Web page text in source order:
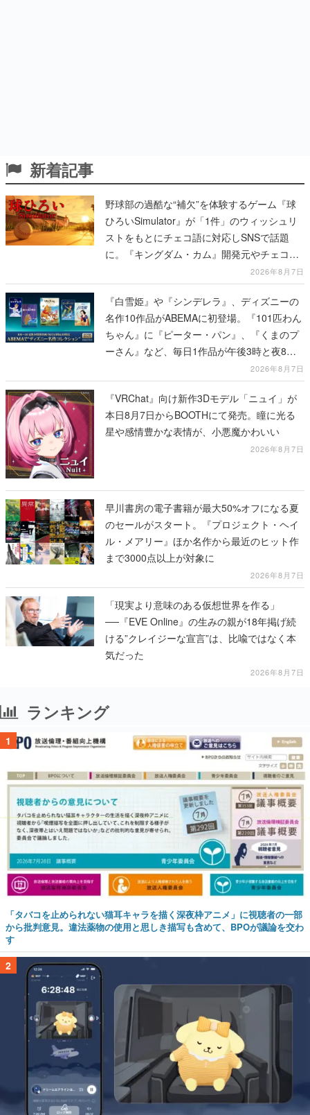
新着記事
野球部の過酷な“補欠”を体験するゲーム『球
ひろいSimulator』が「1件」のウィッシュリ
ストをもとにチェコ語に対応しSNSで話題
に。『キングダム・カム』開発元やチェコの
2026年8月7日
『白雪姫』や『シンデレラ』、ディズニーの
名作10作品がABEMAに初登場。『101匹わん
ちゃん』に『ピーター・パン』、『くまのプ
ーさん』など、毎日1作品が午後3時と夜8時
2026年8月7日
『VRChat』向け新作3Dモデル「ニュイ」が
本日8月7日からBOOTHにて発売。瞳に光る
星や感情豊かな表情が、小悪魔かわいい
2026年8月7日
早川書房の電子書籍が最大50%オフになる夏
のセールがスタート。『プロジェクト・ヘイ
ル・メアリー』ほか名作から最近のヒット作
まで3000点以上が対象に
2026年8月7日
「現実より意味のある仮想世界を作る」
──『EVE Online』の生みの親が18年掲げ続
ける”クレイジーな宣言”は、比喩ではなく本
気だった
2026年8月7日
ランキング
1
「タバコを止められない猫耳キャラを描く深夜枠アニメ」に視聴者の一部
から批判意見。違法薬物の使用と思しき描写も含めて、BPOが議論を交わ
す
2